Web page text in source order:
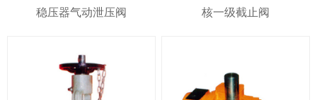
稳压器气动泄压阀 核一级截止阀